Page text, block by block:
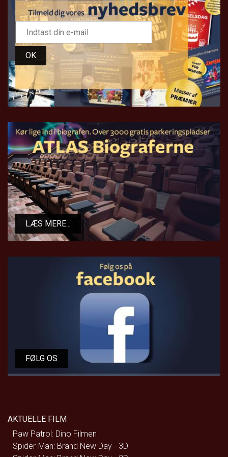
OK
LÆS MERE...
FØLG OS
AKTUELLE FILM
Paw Patrol: Dino Filmen
Spider-Man: Brand New Day - 3D